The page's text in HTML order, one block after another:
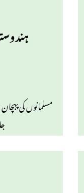
مسلمانوں کی